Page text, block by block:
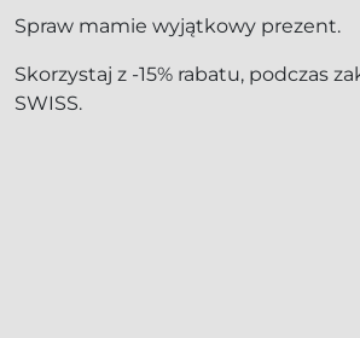
Spraw mamie wyjątkowy prezent.
Skorzystaj z -15% rabatu, podczas
SWISS.